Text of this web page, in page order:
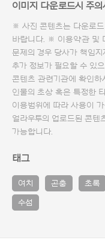
이미지 다운로드시 주의
※ 사진 콘텐츠는 다운로
바랍니다. ※ 이용약관 및
문제의 경우 당사가 책임
추가 정보가 필요할 수 있
콘텐츠 관련기관에 확인
인물의 초상 혹은 특정한
이용범위에 따라 사용이
얼라우투의 업로드된 콘텐
가능합니다.
태그
여치 곤충 초록
수섬